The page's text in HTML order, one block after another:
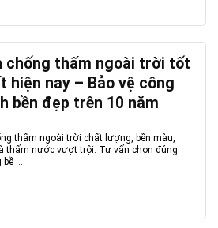
chống thấm ngoài trời tốt
hiện nay – Bảo vệ công
bền đẹp trên 10 năm
thấm ngoài trời chất lượng, bền màu,
thấm nước vượt trội. Tư vấn chọn đúng
...